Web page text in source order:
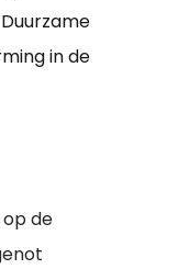
in de
de